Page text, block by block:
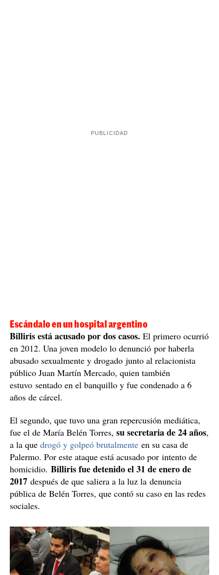
Escándalo en un hospital argentino
Billiris está acusado por dos casos. El primero ocurrió
en 2012. Una joven modelo lo denunció por haberla
abusado sexualmente y drogado junto al relacionista
público Juan Martín Mercado, quien también
estuvo sentado en el banquillo y fue condenado a 6
años de cárcel.
El segundo, que tuvo una gran repercusión mediática,
fue el de María Belén Torres, su secretaria de 24 años,
a la que drogó y golpeó brutalmente en su casa de
Palermo. Por este ataque está acusado por intento de
homicidio. Billiris fue detenido el 31 de enero de
2017 después de que saliera a la luz la denuncia
pública de Belén Torres, que contó su caso en las redes
sociales.